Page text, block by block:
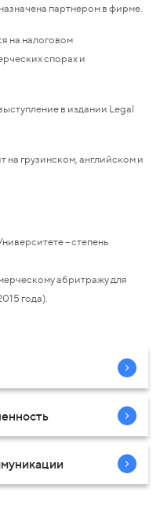
партнером в фирме.
на налоговом
спорах и
в издании Legal
грузинском, английском и
– степень
абритражу для
года).